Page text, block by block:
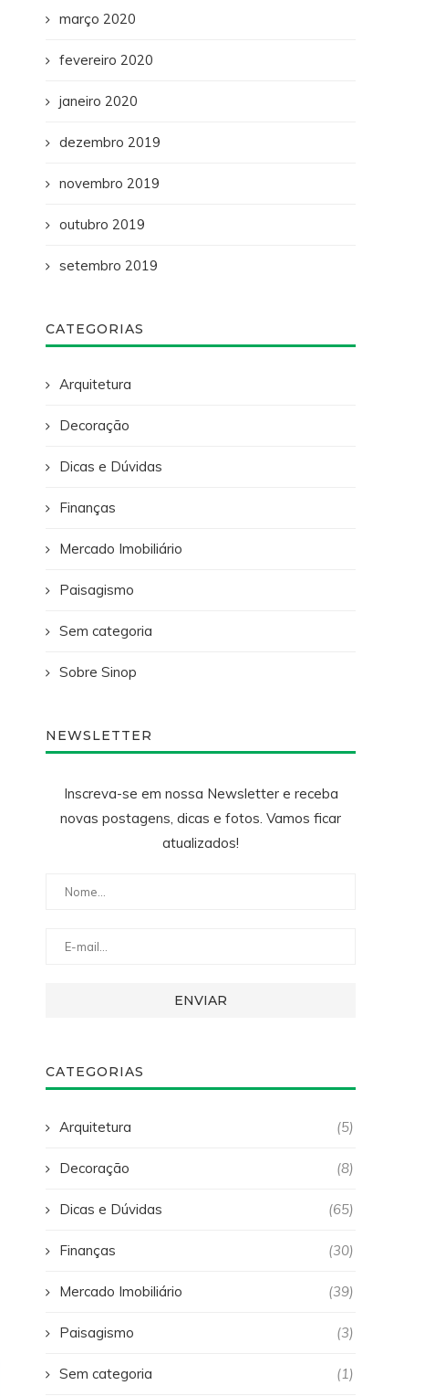
março 2020
fevereiro 2020
janeiro 2020
dezembro 2019
novembro 2019
outubro 2019
setembro 2019
CATEGORIAS
Arquitetura
Decoração
Dicas e Dúvidas
Finanças
Mercado Imobiliário
Paisagismo
Sem categoria
Sobre Sinop
NEWSLETTER
Inscreva-se em nossa Newsletter e receba
novas postagens, dicas e fotos. Vamos ficar
atualizados!
CATEGORIAS
Arquitetura (5)
Decoração (8)
Dicas e Dúvidas (65)
Finanças (30)
Mercado Imobiliário (39)
Paisagismo (3)
Sem categoria (1)